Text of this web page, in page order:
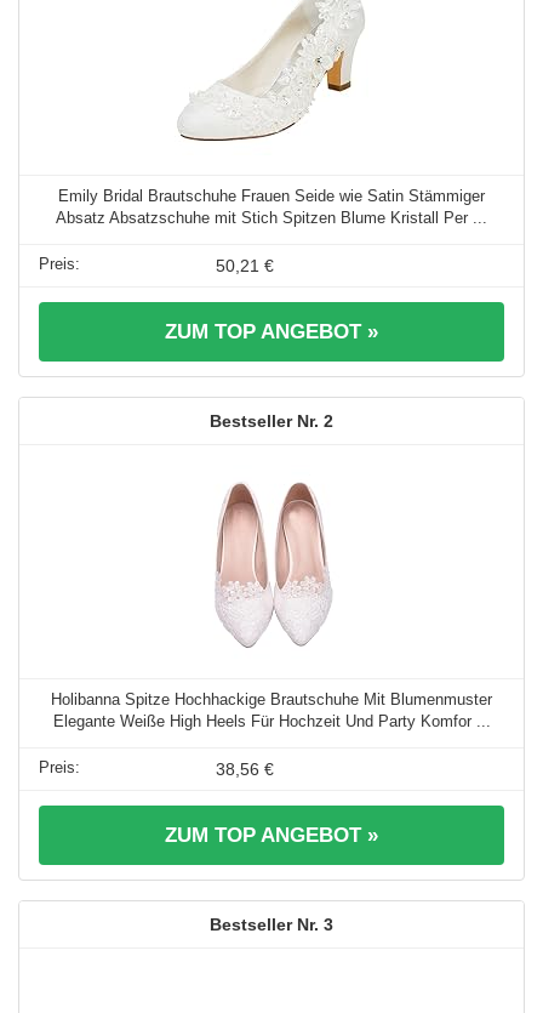
Emily Bridal Brautschuhe Frauen Seide wie Satin Stämmiger
Absatz Absatzschuhe mit Stich Spitzen Blume Kristall Per ...
50,21 €
ZUM TOP ANGEBOT »
2
Holibanna Spitze Hochhackige Brautschuhe Mit Blumenmuster
Elegante Weiße High Heels Für Hochzeit Und Party Komfor ...
38,56 €
ZUM TOP ANGEBOT »
3